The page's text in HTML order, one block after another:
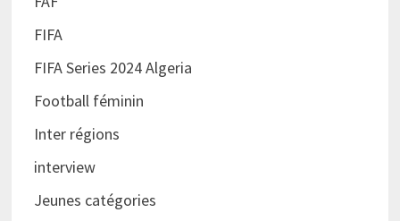
FIFA
FIFA Series 2024 Algeria
Football féminin
Inter régions
interview
Jeunes catégories